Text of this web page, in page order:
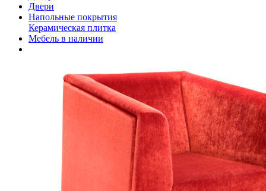
Двери
Напольные покрытия
Керамическая плитка
Мебель в наличии